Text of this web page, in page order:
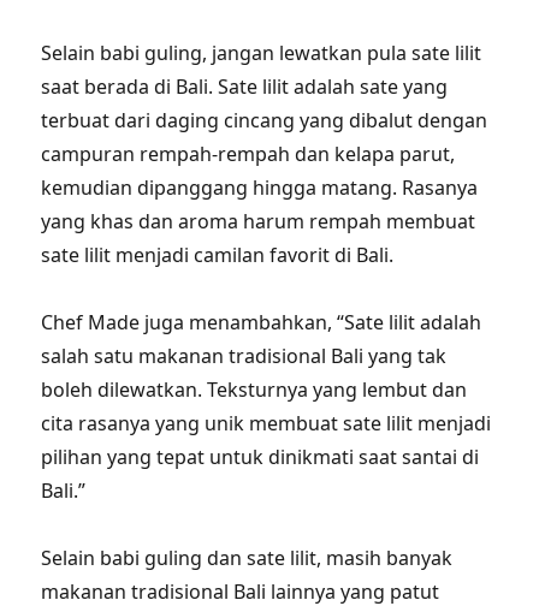
Selain babi guling, jangan lewatkan pula sate lilit
saat berada di Bali. Sate lilit adalah sate yang
terbuat dari daging cincang yang dibalut dengan
campuran rempah-rempah dan kelapa parut,
kemudian dipanggang hingga matang. Rasanya
yang khas dan aroma harum rempah membuat
sate lilit menjadi camilan favorit di Bali.
Chef Made juga menambahkan, “Sate lilit adalah
salah satu makanan tradisional Bali yang tak
boleh dilewatkan. Teksturnya yang lembut dan
cita rasanya yang unik membuat sate lilit menjadi
pilihan yang tepat untuk dinikmati saat santai di
Bali.”
Selain babi guling dan sate lilit, masih banyak
makanan tradisional Bali lainnya yang patut